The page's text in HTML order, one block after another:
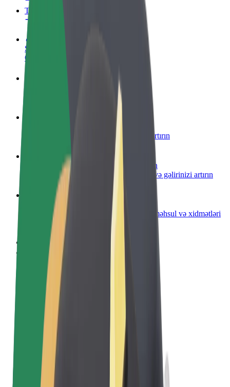
Tez-tez verilən suallar
Sürücü ol
Öz şərtlərinizə uyğun olaraq qazanın
Yemək çatdırın və həftəlik ödəniş alın
Restoran və ya mağaza əlavə edin
Daha çox müştəri cəlb edin və satışları artırın
Avtopark sahibi kimi qeydiyyatdan keçin
Avtoparkınızı Bolt platformasına qoşun və gəlirinizi artırın
Biznes üçün Bolt
Biznesiniz üçün miqyaslandırılmış Bolt məhsul və xidmətləri
Qaydalar və Şərtlər
Məxfilik
Kukilər
© 2026 Bolt Technology OÜ
Məhsullar
Gedişlər